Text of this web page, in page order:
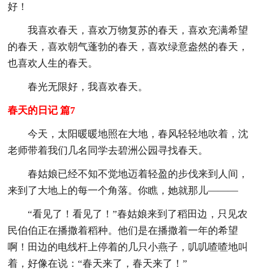
好！
我喜欢春天，喜欢万物复苏的春天，喜欢充满希望
的春天，喜欢朝气蓬勃的春天，喜欢绿意盎然的春天，
也喜欢人生的春天。
春光无限好，我喜欢春天。
春天的日记 篇7
今天，太阳暖暖地照在大地，春风轻轻地吹着，沈
老师带着我们几名同学去碧洲公园寻找春天。
春姑娘已经不知不觉地迈着轻盈的步伐来到人间，
来到了大地上的每一个角落。你瞧，她就那儿———
“看见了！看见了！”春姑娘来到了稻田边，只见农
民伯伯正在播撒着稻种。他们是在播撒着一年的希望
啊！田边的电线杆上停着的几只小燕子，叽叽喳喳地叫
着，好像在说：“春天来了，春天来了！”